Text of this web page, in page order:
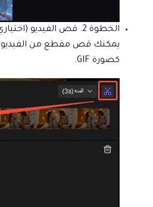
الخطوة 2. قص الفيديو (اختياري):
يمكنك قص مقطع من الفيديو
كصورة GIF.